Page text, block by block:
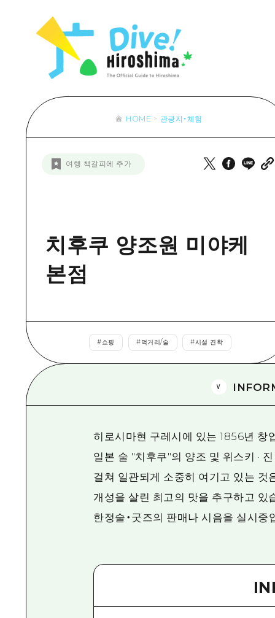
아트
목록
접근
보조 트래픽 요약
HOME 관광지・체험
여행 책갈피에 추가
치후쿠 양조원 미야케
본점
#쇼핑 #먹거리/술 #시설 견학
히로시마현 구레시에 있는 1856년 창
일본 술 "치후쿠"의 양조 및 위스키 ·
걸쳐 일관되게 소중히 여기고 있는 것
개성을 살린 최고의 맛을 추구하고 있
한정술・굿즈의 판매나 시음을 실시